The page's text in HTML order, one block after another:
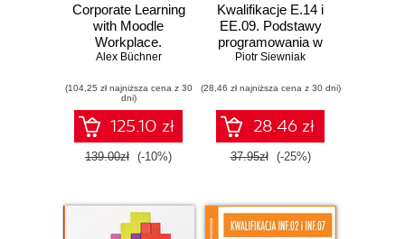
Corporate Learning
with Moodle
Workplace.
Explore concepts,
and strategies for
adopting Moodle
Workplace in your
organization
Alex Büchner
(104,25 zł najniższa cena z 30
dni)
125.10 zł
139.00zł (-10%)
Kwalifikacje E.14 i
EE.09. Podstawy
programowania w
języku JavaScript.
praktyczne do
nauki zawodu
technik informatyk
Piotr Siewniak
(28,46 zł najniższa cena z 30 dni)
28.46 zł
37.95zł (-25%)